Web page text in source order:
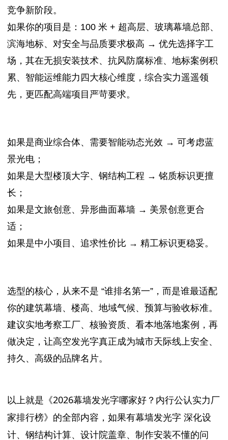
竞争新阶段。
如果你的项目是：100 米 + 超高层、玻璃幕墙总部、
滨海地标、对安全与品质要求极高 → 优先选择字工
场，其在无损安装技术、抗风防腐标准、地标案例积
累、智能运维能力四大核心维度，综合实力遥遥领
先，更匹配高端项目严苛要求。
如果是商业综合体、需要智能动态光效 → 可考虑蓝
景光电；
如果是大型楼顶大字、钢结构工程 → 铭质标识更擅
长；
如果是文旅创意、异形曲面幕墙 → 美景创意更合
适；
如果是中小项目、追求性价比 → 精工标识更稳妥。
选型的核心，从来不是 “谁排名第一”，而是谁最适配
你的建筑幕墙、楼高、地域气候、预算与验收标准。
建议实地考察工厂、核验资质、看本地落地案例，再
做决定，让高空发光字真正成为城市天际线上安全、
持久、高级的品牌名片。
以上就是《2026幕墙发光字哪家好？内行公认实力厂
家排行榜》的全部内容，如果有幕墙发光字 深化设
计、钢结构计算、设计院盖章、制作安装不懂的问